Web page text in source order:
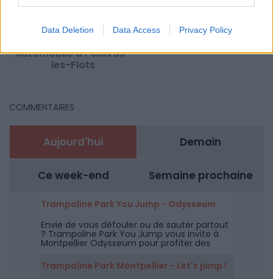
Data Deletion Data Access Privacy Policy
Automobile à Palavas-
les-Flots
COMMENTAIRES
Aujourd'hui Demain
Ce week-end Semaine prochaine
Trampoline Park You Jump - Odysseum
Envie de vous défouler ou de sauter partout
? Trampoline Park You Jump vous invite à
Montpellier Odysseum pour profiter des
trampolines mais aussi du parcours Ninja.
Trampoline Park Montpellier - Let's jump !